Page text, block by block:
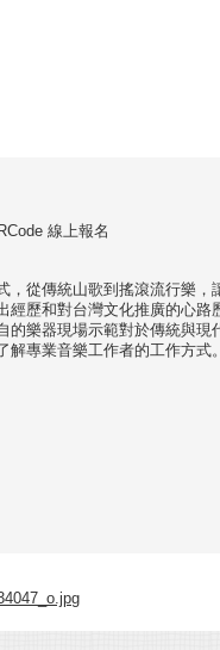
線上報名
，從傳統山歌到搖滾流行樂，
經歷和對台灣文化推廣的心路
的樂器現場示範對於傳統與現
專業音樂工作者的工作方式。